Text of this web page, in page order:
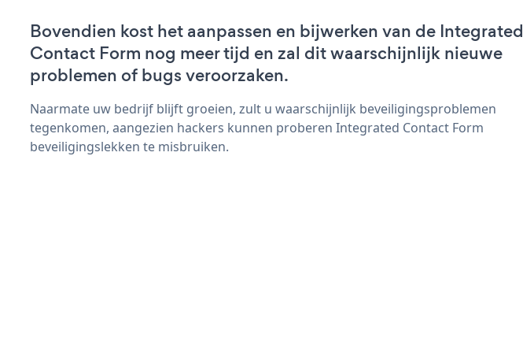
Bovendien kost het aanpassen en bijwerken van de Integrated
Contact Form nog meer tijd en zal dit waarschijnlijk nieuwe
problemen of bugs veroorzaken.
Naarmate uw bedrijf blijft groeien, zult u waarschijnlijk beveiligingsproblemen
tegenkomen, aangezien hackers kunnen proberen Integrated Contact Form
beveiligingslekken te misbruiken.